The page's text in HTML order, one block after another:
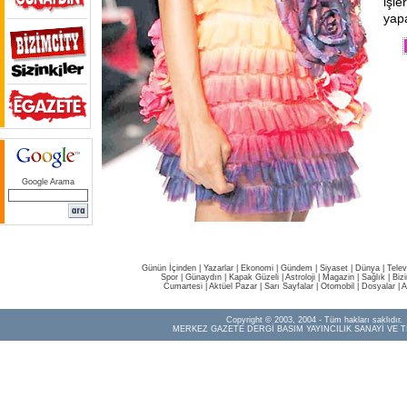
Google Arama
Günün İçinden Yazarlar Ekonomi Gündem Siyaset Dünya |
Spor
Günaydın Kapak Güzeli Astroloji Magazin Sağlık
Cumartesi| Aktüel Pazar| Sarı Sayfalar| Otomobil Dosyalar|
Copyright © 2003, 2004 - Tüm hakları saklıdır.
MERKEZ GAZETE DERGİ BASIM YAYINCILIK SANAYİ VE